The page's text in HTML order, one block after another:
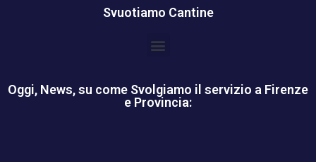
Svuotiamo Cantine
Oggi, News, su come Svolgiamo il servizio a Firenze
e Provincia: